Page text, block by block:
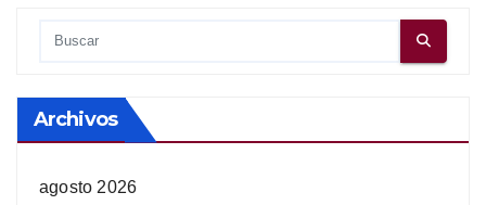
Archivos
agosto 2026